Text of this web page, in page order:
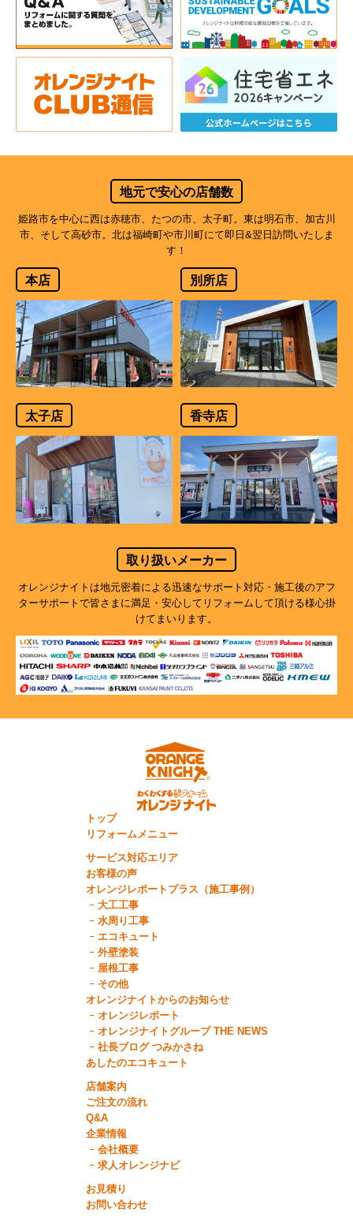
地元で安心の店舗数
姫路市を中心に西は赤穂市、たつの市、太子町。東は明石市、加古川
市、そして高砂市。北は福崎町や市川町にて即日&翌日訪問いたしま
す！
本店 別所店
太子店 香寺店
取り扱いメーカー
オレンジナイトは地元密着による迅速なサポート対応・施工後のアフ
ターサポートで皆さまに満足・安心してリフォームして頂ける様心掛
けてまいります。
トップ
リフォームメニュー
サービス対応エリア
お客様の声
オレンジレポートプラス（施工事例）
大工工事
水周り工事
エコキュート
外壁塗装
屋根工事
その他
オレンジナイトからのお知らせ
オレンジレポート
オレンジナイトグループ THE NEWS
社長ブログ つみかさね
あしたのエコキュート
店舗案内
ご注文の流れ
Q&A
企業情報
会社概要
求人オレンジナビ
お見積り
お問い合わせ